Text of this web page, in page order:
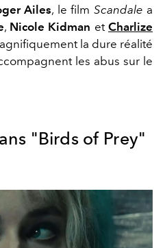
Ailes, le film Scandale a
, Nicole Kidman etCharlize
la dure réalité
les abus sur le
"Birds of Prey"